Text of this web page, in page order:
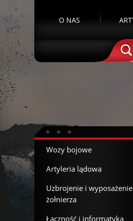
O NAS
Wozy bojowe
Artyleria lądowa
Uzbrojenie i wyposażenie
żołnierza
Łączność i informatyka